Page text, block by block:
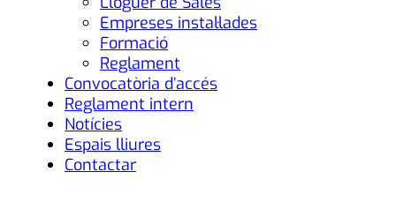
Empreses instal·lades
Formació
Reglament
Convocatòria d’accés
Reglament intern
Notícies
Espais lliures
Contactar